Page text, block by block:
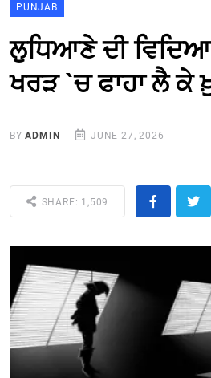
PUNJAB
ਲੁਧਿਆਣੇ ਦੀ
ਖਰੜ `ਚ ਫਾਹਾ ਲੈ ਕੇ
BYADMIN JUNE 27, 2026
SHARE: 1,509